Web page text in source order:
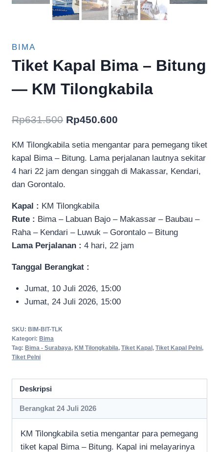
BIMA
Tiket Kapal Bima – Bitung
— KM Tilongkabila
Rp631.500 Harga
adalah:
Rp631.500.
Rp450.600
ini
adalah:
KM Tilongkabila setia mengantar para pemegang tiket
kapal Bima – Bitung. Lama perjalanan lautnya sekitar
4 hari 22 jam dengan singgah di Makassar, Kendari,
dan Gorontalo.
Kapal : KM Tilongkabila
Rute : Bima – Labuan Bajo – Makassar – Baubau –
Raha – Kendari – Luwuk – Gorontalo – Bitung
Lama Perjalanan : 4 hari, 22 jam
Tanggal Berangkat :
Jumat, 10 Juli 2026, 15:00
Jumat, 24 Juli 2026, 15:00
SKU: BIM-BIT-TLK
Kategori: Bima
Tag: Bima - Surabaya, KM Tilongkabila, Tiket Kapal , Tiket Kapal Pelni,
Tiket Pelni
Deskripsi
Berangkat 24 Juli 2026
KM Tilongkabila setia mengantar para pemegang
tiket kapal Bima – Bitung. Kapal ini melayarinya